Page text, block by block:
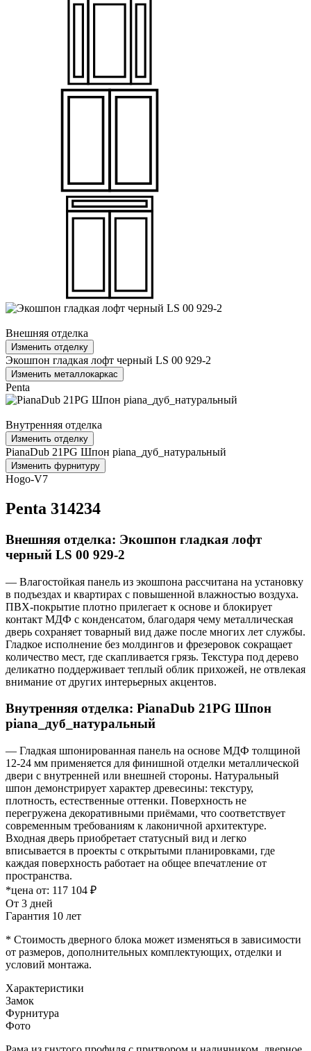
Внешняя отделка
Изменить отделку
Экошпон гладкая лофт черный LS 00 929-2
Изменить металлокаркас
Penta
Внутренняя отделка
Изменить отделку
PianaDub 21PG Шпон piana_дуб_натуральный
Изменить фурнитуру
Hogo-V7
Penta 314234
Внешняя отделка: Экошпон гладкая лофт
черный LS 00 929-2
— Влагостойкая панель из экошпона рассчитана на установку
в подъездах и квартирах с повышенной влажностью воздуха.
ПВХ-покрытие плотно прилегает к основе и блокирует
контакт МДФ с конденсатом, благодаря чему металлическая
дверь сохраняет товарный вид даже после многих лет службы.
Гладкое исполнение без молдингов и фрезеровок сокращает
количество мест, где скапливается грязь. Текстура под дерево
деликатно поддерживает теплый облик прихожей, не отвлекая
внимание от других интерьерных акцентов.
Внутренняя отделка: PianaDub 21PG Шпон
piana_дуб_натуральный
— Гладкая шпонированная панель на основе МДФ толщиной
12-24 мм применяется для финишной отделки металлической
двери с внутренней или внешней стороны. Натуральный
шпон демонстрирует характер древесины: текстуру,
плотность, естественные оттенки. Поверхность не
перегружена декоративными приёмами, что соответствует
современным требованиям к лаконичной архитектуре.
Входная дверь приобретает статусный вид и легко
вписывается в проекты с открытыми планировками, где
каждая поверхность работает на общее впечатление от
пространства.
*цена от: 117 104 ₽
От 3 дней
Гарантия 10 лет
* Стоимость дверного блока может изменяться в зависимости
от размеров, дополнительных комплектующих, отделки и
условий монтажа.
Характеристики
Замок
Фурнитура
Фото